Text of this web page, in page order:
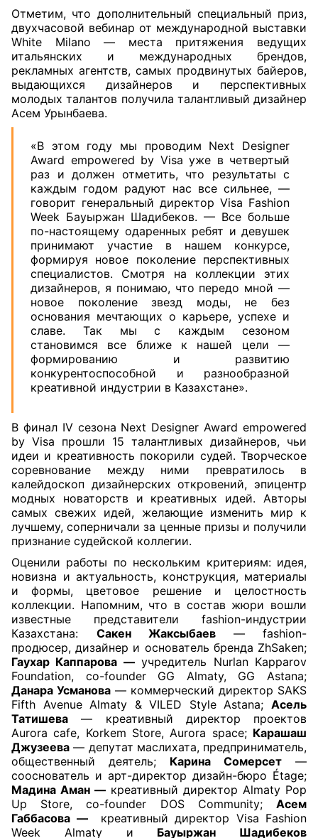
Отметим, что дополнительный специальный приз,
двухчасовой вебинар от международной выставки
White Milano — места притяжения ведущих
итальянских и международных брендов,
рекламных агентств, самых продвинутых байеров,
выдающихся дизайнеров и перспективных
молодых талантов получила талантливый дизайнер
Асем Урынбаева.
«В этом году мы проводим Next Designer
Award empowered by Visa уже в четвертый
раз и должен отметить, что результаты с
каждым годом радуют нас все сильнее, —
говорит генеральный директор Visa Fashion
Week Бауыржан Шадибеков. — Все больше
по-настоящему одаренных ребят и девушек
принимают участие в нашем конкурсе,
формируя новое поколение перспективных
специалистов. Смотря на коллекции этих
дизайнеров, я понимаю, что передо мной —
новое поколение звезд моды, не без
основания мечтающих о карьере, успехе и
славе. Так мы с каждым сезоном
становимся все ближе к нашей цели —
формированию и развитию
конкурентоспособной и разнообразной
креативной индустрии в Казахстане».
В финал IV сезона Next Designer Award empowered
by Visa прошли 15 талантливых дизайнеров, чьи
идеи и креативность покорили судей. Творческое
соревнование между ними превратилось в
калейдоскоп дизайнерских откровений, эпицентр
модных новаторств и креативных идей. Авторы
самых свежих идей, желающие изменить мир к
лучшему, соперничали за ценные призы и получили
признание судейской коллегии.
Оценили работы по нескольким критериям: идея,
новизна и актуальность, конструкция, материалы
и формы, цветовое решение и целостность
коллекции. Напомним, что в состав жюри вошли
известные представители fashion-индустрии
Казахстана: Сакен Жаксыбаев — fashion-
продюсер, дизайнер и основатель бренда ZhSaken;
Гаухар Каппарова —учредитель Nurlan Kapparov
Foundation, co-founder GG Almaty, GG Astana;
Данара Усманова — коммерческий директор SAKS
Fifth Avenue Almaty & VILED Style Astana; Асель
Татишева — креативный директор проектов
Aurora cafe, Korkem Store, Aurora space; Карашаш
Джузеева — депутат маслихата, предприниматель,
общественный деятель; Карина Сомерсет —
сооснователь и арт-директор дизайн-бюро Étage;
Мадина Аман — креативный директор Almaty Pop
Up Store, co-founder DOS Community; Асем
Габбасова —
креативный директор Visa Fashion
Week Almaty и Бауыржан Шадибеков